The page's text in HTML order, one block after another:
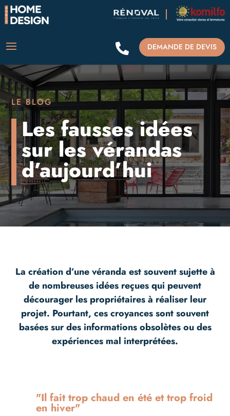
DEMANDE DE DEVIS

LE BLOG
Les fausses idées
sur les vérandas
d’aujourd’hui
La création d’une véranda est souvent sujette à
de nombreuses idées reçues qui peuvent
décourager les propriétaires à réaliser leur
projet. Pourtant, ces croyances sont souvent
basées sur des informations obsolètes ou des
expériences mal interprétées.
"Il fait trop chaud en été et trop froid
en hiver"